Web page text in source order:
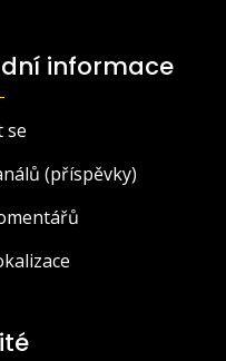
informace
se
(příspěvky)